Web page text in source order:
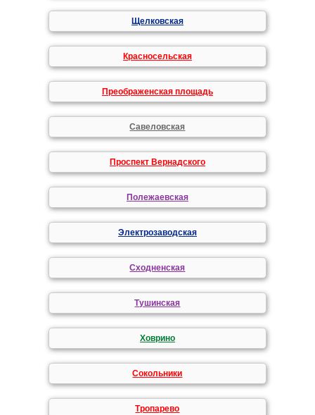
Щелковская
Красносельская
Преображенская площадь
Савеловская
Проспект Вернадского
Полежаевская
Электрозаводская
Сходненская
Тушинская
Ховрино
Сокольники
Тропарево